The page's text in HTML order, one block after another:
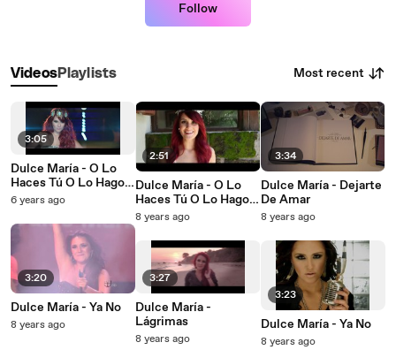
Follow
VideosPlaylists Most recent
3:05
Dulce María - O Lo
Haces Tú O Lo Hago
Yo
6 years ago
3:20
Dulce María - Ya No
8 years ago
2:51
Dulce María - O Lo
Haces Tú O Lo Hago
Yo (Behind The
8 years ago
3:27
Dulce María -
Lágrimas
8 years ago
3:34
Dulce María - Dejarte
De Amar
8 years ago
3:23
Dulce María - Ya No
8 years ago